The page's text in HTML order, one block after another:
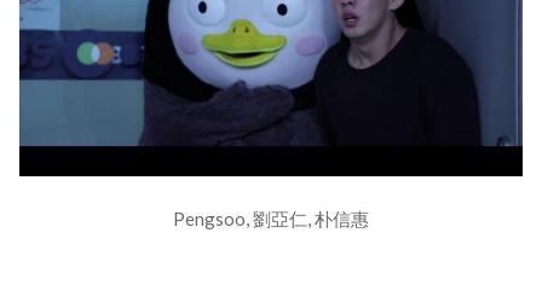
Pengsoo, 劉亞仁, 朴信惠